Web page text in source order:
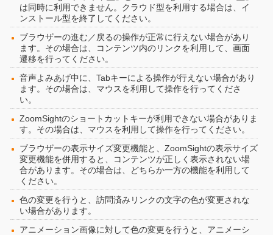
は同時に利用できません。クラウド型を利用する場合は、イ
ンストール型を終了してください。
ブラウザーの進む／戻るの操作が正常に行えない場合があり
ます。その場合は、コンテンツ内のリンクを利用して、画面
遷移を行ってください。
音声よみあげ中に、Tabキーによる操作が行えない場合があり
ます。その場合は、マウスを利用して操作を行ってくださ
い。
ZoomSightのショートカットキーが利用できない場合がありま
す。その場合は、マウスを利用して操作を行ってください。
ブラウザーの表示サイズ変更機能と、ZoomSightの表示サイズ
変更機能を併用すると、コンテンツが正しく表示されない場
合があります。その場合は、どちらか一方の機能を利用して
ください。
色の変更を行うと、訪問済みリンクの文字の色が変更されな
い場合があります。
アニメーション画像に対して色の変更を行うと、アニメーシ